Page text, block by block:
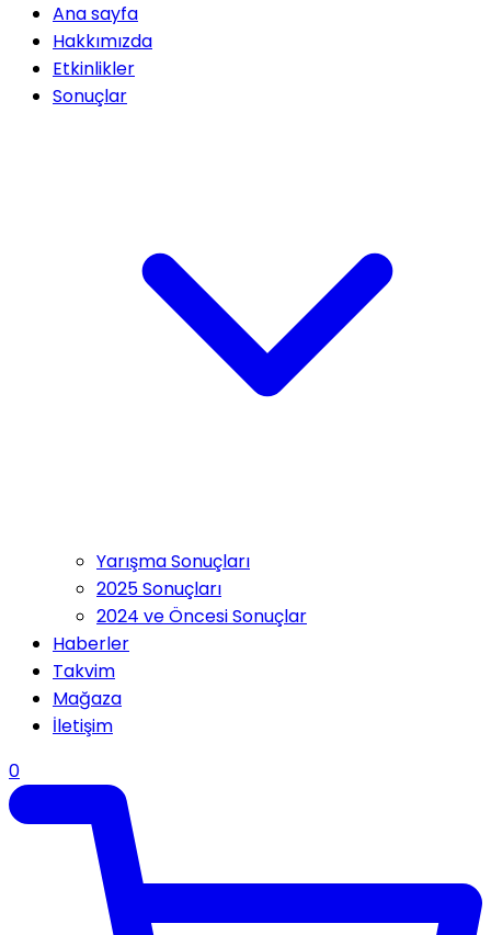
Ana sayfa
Hakkımızda
Etkinlikler
Sonuçlar
Yarışma Sonuçları
2025 Sonuçları
2024 ve Öncesi Sonuçlar
Haberler
Takvim
Mağaza
İletişim
0